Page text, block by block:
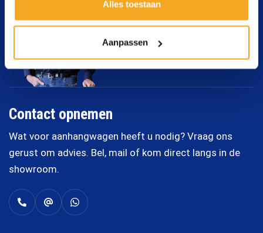
Alles toestaan
Aanpassen
Contact opnemen
Wat voor aanhangwagen heeft u nodig? Vraag ons
gerust om advies. Bel, mail of kom direct langs in de
showroom.